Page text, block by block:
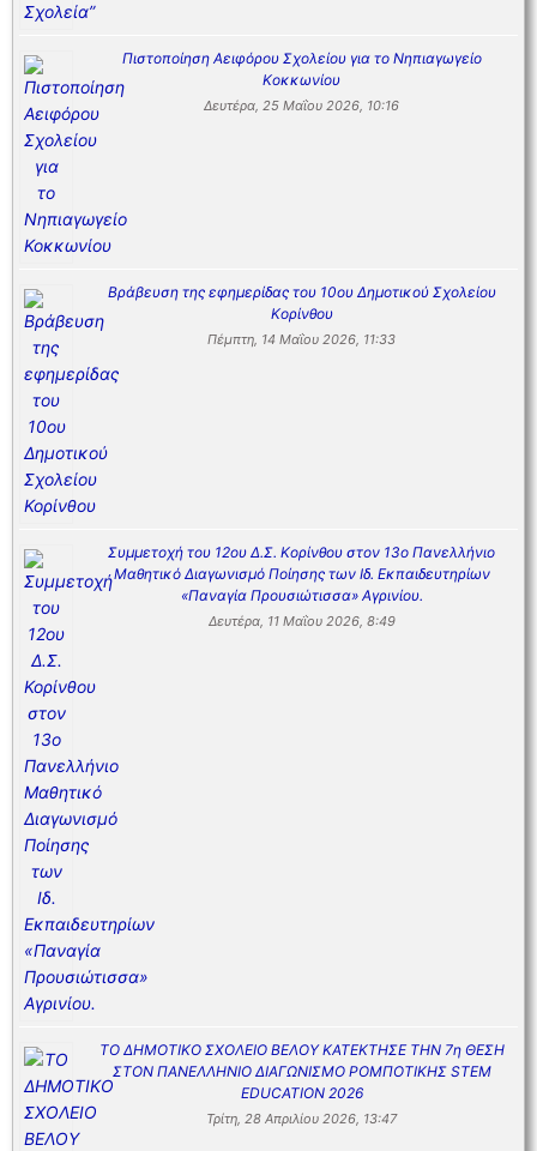
Πιστοποίηση Αειφόρου Σχολείου για το Νηπιαγωγείο
Κοκκωνίου
Δευτέρα, 25 Μαΐου 2026, 10:16
Βράβευση της εφημερίδας του 10ου Δημοτικού Σχολείου
Κορίνθου
Πέμπτη, 14 Μαΐου 2026, 11:33
Συμμετοχή του 12ου Δ.Σ. Κορίνθου στον 13ο Πανελλήνιο
Μαθητικό Διαγωνισμό Ποίησης των Ιδ. Εκπαιδευτηρίων
«Παναγία Προυσιώτισσα» Αγρινίου.
Δευτέρα, 11 Μαΐου 2026, 8:49
ΤΟ ΔΗΜΟΤΙΚΟ ΣΧΟΛΕΙΟ ΒΕΛΟΥ ΚΑΤΕΚΤΗΣΕ ΤΗΝ 7η ΘΕΣΗ
ΣΤΟΝ ΠΑΝΕΛΛΗΝΙΟ ΔΙΑΓΩΝΙΣΜΟ ΡΟΜΠΟΤΙΚΗΣ STEM
EDUCATION 2026
Τρίτη, 28 Απριλίου 2026, 13:47